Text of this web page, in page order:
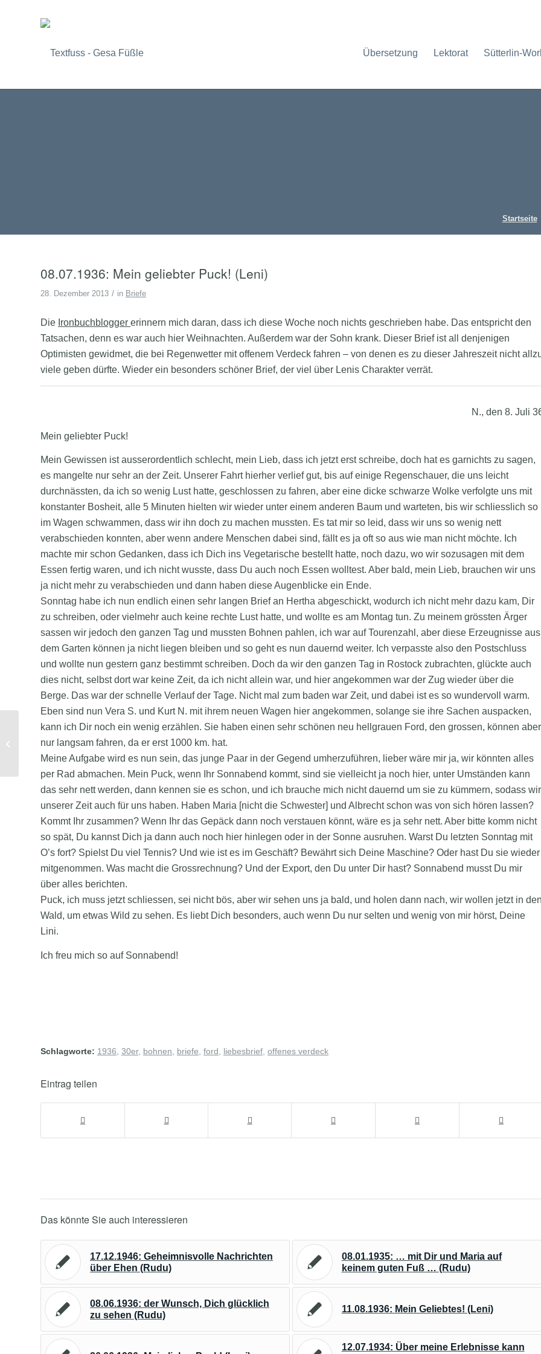
Übersetzung Lektorat Sütterlin-
Startseite
08.07.1936: Mein geliebter Puck! (Leni)
28. Dezember 2013 / in Briefe
Die Ironbuchblogger erinnern mich daran, dass ich diese Woche noch nichts geschrieben habe. Das entspricht den
Tatsachen, denn es war auch hier Weihnachten. Außerdem war der Sohn krank. Dieser Brief ist all denjenigen
Optimisten gewidmet, die bei Regenwetter mit offenem Verdeck fahren – von denen es zu dieser Jahreszeit nicht
viele geben dürfte. Wieder ein besonders schöner Brief, der viel über Lenis Charakter verrät.
N., den 8. Juli
Mein geliebter Puck!
Mein Gewissen ist ausserordentlich schlecht, mein Lieb, dass ich jetzt erst schreibe, doch hat es garnichts zu sagen,
es mangelte nur sehr an der Zeit. Unserer Fahrt hierher verlief gut, bis auf einige Regenschauer, die uns leicht
durchnässten, da ich so wenig Lust hatte, geschlossen zu fahren, aber eine dicke schwarze Wolke verfolgte uns mit
konstanter Bosheit, alle 5 Minuten hielten wir wieder unter einem anderen Baum und warteten, bis wir schliesslich so
im Wagen schwammen, dass wir ihn doch zu machen mussten. Es tat mir so leid, dass wir uns so wenig nett
verabschieden konnten, aber wenn andere Menschen dabei sind, fällt es ja oft so aus wie man nicht möchte. Ich
machte mir schon Gedanken, dass ich Dich ins Vegetarische bestellt hatte, noch dazu, wo wir sozusagen mit dem
Essen fertig waren, und ich nicht wusste, dass Du auch noch Essen wolltest. Aber bald, mein Lieb, brauchen wir uns
ja nicht mehr zu verabschieden und dann haben diese Augenblicke ein Ende.
Sonntag habe ich nun endlich einen sehr langen Brief an Hertha abgeschickt, wodurch ich nicht mehr dazu kam, Dir
zu schreiben, oder vielmehr auch keine rechte Lust hatte, und wollte es am Montag tun. Zu meinem grössten Ärger
sassen wir jedoch den ganzen Tag und mussten Bohnen pahlen, ich war auf Tourenzahl, aber diese Erzeugnisse aus
dem Garten können ja nicht liegen bleiben und so geht es nun dauernd weiter. Ich verpasste also den Postschluss
und wollte nun gestern ganz bestimmt schreiben. Doch da wir den ganzen Tag in Rostock zubrachten, glückte auch
dies nicht, selbst dort war keine Zeit, da ich nicht allein war, und hier angekommen war der Zug wieder über die
Berge. Das war der schnelle Verlauf der Tage. Nicht mal zum baden war Zeit, und dabei ist es so wundervoll warm.
Eben sind nun Vera S. und Kurt N. mit ihrem neuen Wagen hier angekommen, solange sie ihre Sachen auspacken,
kann ich Dir noch ein wenig erzählen. Sie haben einen sehr schönen neu hellgrauen Ford, den grossen, können aber
nur langsam fahren, da er erst 1000 km. hat.
Meine Aufgabe wird es nun sein, das junge Paar in der Gegend umherzuführen, lieber wäre mir ja, wir könnten alles
per Rad abmachen. Mein Puck, wenn Ihr Sonnabend kommt, sind sie vielleicht ja noch hier, unter Umständen kann
das sehr nett werden, dann kennen sie es schon, und ich brauche mich nicht dauernd um sie zu kümmern, sodass wir
unserer Zeit auch für uns haben. Haben Maria [nicht die Schwester] und Albrecht schon was von sich hören lassen?
Kommt Ihr zusammen? Wenn Ihr das Gepäck dann noch verstauen könnt, wäre es ja sehr nett. Aber bitte komm nicht
so spät, Du kannst Dich ja dann auch noch hier hinlegen oder in der Sonne ausruhen. Warst Du letzten Sonntag mit
O’s fort? Spielst Du viel Tennis? Und wie ist es im Geschäft? Bewährt sich Deine Maschine? Oder hast Du sie wieder
mitgenommen. Was macht die Grossrechnung? Und der Export, den Du unter Dir hast? Sonnabend musst Du mir
über alles berichten.
Puck, ich muss jetzt schliessen, sei nicht bös, aber wir sehen uns ja bald, und holen dann nach, wir wollen jetzt in
Wald, um etwas Wild zu sehen. Es liebt Dich besonders, auch wenn Du nur selten und wenig von mir hörst, Deine
Lini.
Ich freu mich so auf Sonnabend!
Schlagworte: 1936, 30er, bohnen, briefe, ford, liebesbrief, offenes verdeck
Eintrag teilen
Das könnte Sie auch interessieren
17.12.1946: Geheimnisvolle Nachrichten
über Ehen (Rudu)
08.01.1935: … mit Dir und Maria auf
keinem guten Fuß … (Rudu)
08.06.1936: der Wunsch, Dich glücklich
zu sehen (Rudu)
11.08.1936: Mein Geliebtes! (Leni)
12.07.1934: Über meine Erlebnisse kann
26.06.1936: Mein lieber Puck! (Leni)